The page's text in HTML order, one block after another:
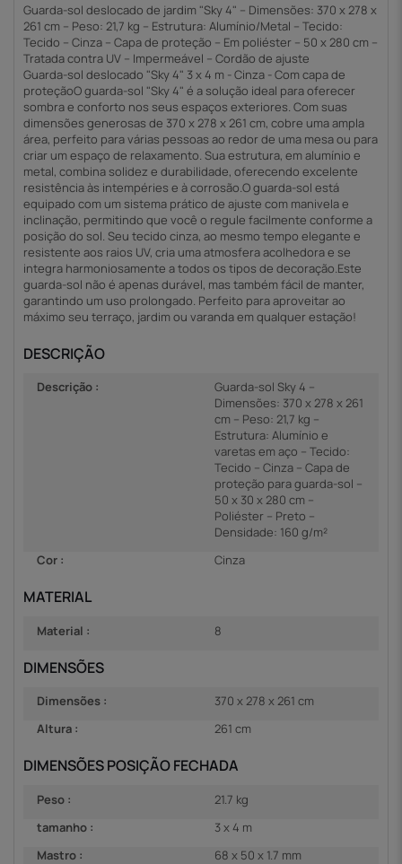
Guarda-sol deslocado de jardim "Sky 4" – Dimensões: 370 x 278 x
261 cm – Peso: 21,7 kg – Estrutura: Alumínio/Metal – Tecido:
Tecido – Cinza – Capa de proteção – Em poliéster – 50 x 280 cm –
Tratada contra UV – Impermeável – Cordão de ajuste
Guarda-sol deslocado "Sky 4" 3 x 4 m - Cinza - Com capa de
proteçãoO guarda-sol "Sky 4" é a solução ideal para oferecer
sombra e conforto nos seus espaços exteriores. Com suas
dimensões generosas de 370 x 278 x 261 cm, cobre uma ampla
área, perfeito para várias pessoas ao redor de uma mesa ou para
criar um espaço de relaxamento. Sua estrutura, em alumínio e
metal, combina solidez e durabilidade, oferecendo excelente
resistência às intempéries e à corrosão.O guarda-sol está
equipado com um sistema prático de ajuste com manivela e
inclinação, permitindo que você o regule facilmente conforme a
posição do sol. Seu tecido cinza, ao mesmo tempo elegante e
resistente aos raios UV, cria uma atmosfera acolhedora e se
integra harmoniosamente a todos os tipos de decoração.Este
guarda-sol não é apenas durável, mas também fácil de manter,
garantindo um uso prolongado. Perfeito para aproveitar ao
máximo seu terraço, jardim ou varanda em qualquer estação!
DESCRIÇÃO
Descrição :
Guarda-sol Sky 4 –
Dimensões: 370 x 278 x 261
cm – Peso: 21,7 kg –
Estrutura: Alumínio e
varetas em aço – Tecido:
Tecido – Cinza – Capa de
proteção para guarda-sol –
50 x 30 x 280 cm –
Poliéster – Preto –
Densidade: 160 g/m²
Cor :
Cinza
MATERIAL
Material : 8
DIMENSÕES
Dimensões :
370 x 278 x 261 cm
Altura :
261 cm
DIMENSÕES POSIÇÃO FECHADA
Peso :
21.7 kg
tamanho :
3 x 4 m
Mastro :
68 x 50 x 1.7 mm